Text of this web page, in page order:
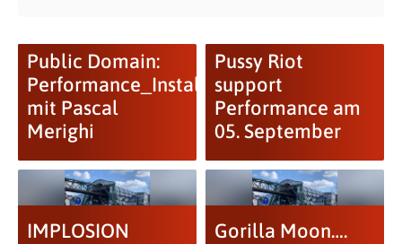
Public Domain:
Performance_Installation
mit Pascal
Merighi
Pussy Riot
support
Performance am
05. September
IMPLOSION Gorilla Moon….